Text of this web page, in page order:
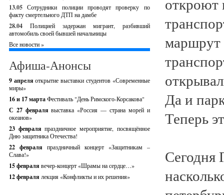
13.05 Сотрудники полиции проводят проверку по
факту смертельного ДТП на дамбе
28.04
Полицией задержан мигрант, разбивший
автомобиль своей бывшей начальницы
Все новости »
Афиша-Анонсы
9 апреляоткрытие выставки студентов «Современные
миры»
16 и 17 мартаФестиваль "День Римского-Корсакова"
С 27 февралявыставка «Россия — страна морей и
океанов»
23 февраляпраздничное мероприятие, посвящённое
Дню защитника Отечества!
22 февраля праздничный концерт «Защитникам –
Слава!»
15 февраля вечер-концерт «Шрамы на сердце…»
12 февраля лекция «Конфликты и их решения»
маршрут
Да и
Теперь
Сегодня